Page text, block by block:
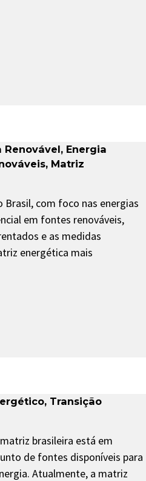
Renovável, Energia
, Matriz
Brasil, com foco nas energias
em fontes renováveis,
e as medidas
energética mais
, Transição
brasileira está em
de fontes disponíveis para
Atualmente, a matriz